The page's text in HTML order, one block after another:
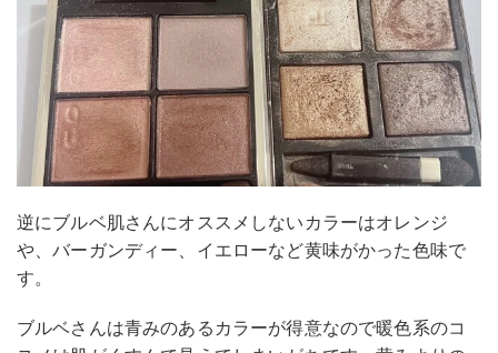
逆にブルベ肌さんにオススメしないカラーはオレンジ
や、バーガンディー、イエローなど黄味がかった色味で
す。
ブルベさんは青みのあるカラーが得意なので暖色系のコ